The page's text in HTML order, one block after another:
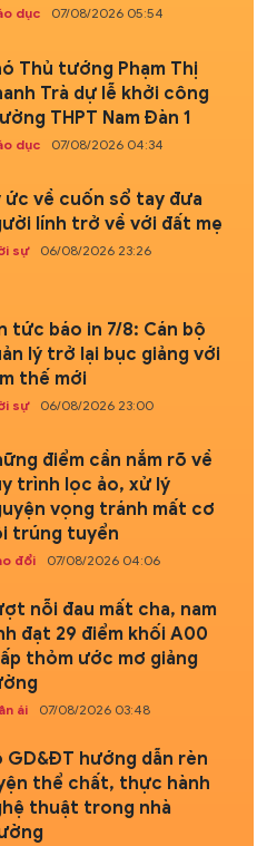
dục 07/08/2026 05:54
Thủ tướng Phạm Thị
Trà dự lễ khởi công
THPT Nam Đàn 1
dục 07/08/2026 04:34
ức về cuốn sổ tay đưa
lính trở về với đất mẹ
sự 06/08/2026 23:26
tức báo in 7/8: Cán bộ
lý trở lại bục giảng với
thế mới
sự 06/08/2026 23:00
điểm cần nắm rõ về
trình lọc ảo, xử lý
vọng tránh mất cơ
trúng tuyển
đổi 07/08/2026 04:06
nỗi đau mất cha, nam
đạt 29 điểm khối A00
thỏm ước mơ giảng
ái 07/08/2026 03:48
GD&ĐT hướng dẫn rèn
thể chất, thực hành
thuật trong nhà